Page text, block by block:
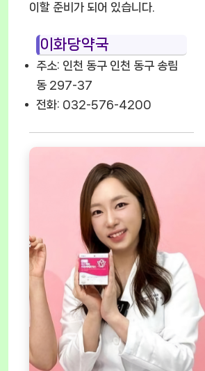
이할 준비가 되어 있습니다.
이화당약국
주소: 인천 동구 인천 동구 송림
동 297-37
전화: 032-576-4200